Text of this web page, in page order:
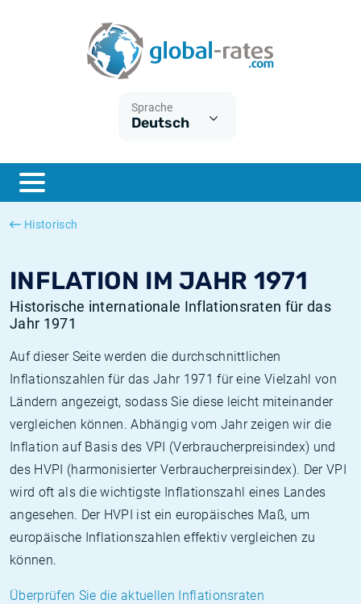
Sprache
Deutsch
Historisch
INFLATION IM JAHR 1971
Historische internationale Inflationsraten für das
Jahr 1971
Auf dieser Seite werden die durchschnittlichen
Inflationszahlen für das Jahr 1971 für eine Vielzahl von
Ländern angezeigt, sodass Sie diese leicht miteinander
vergleichen können. Abhängig vom Jahr zeigen wir die
Inflation auf Basis des VPI (Verbraucherpreisindex) und
des HVPI (harmonisierter Verbraucherpreisindex). Der VPI
wird oft als die wichtigste Inflationszahl eines Landes
angesehen. Der HVPI ist ein europäisches Maß, um
europäische Inflationszahlen effektiv vergleichen zu
können.
Überprüfen Sie die aktuellen Inflationsraten
ESTER
SONIA
Was ist die VPI-Inflation?
Was ist die HVPI-Inflation?
Deutsche inflation
Europäische inflation
Historische Euribor-Sätze
Historische ESTER-Sätze
Historische SOFR-Sätze
Historische SONIA-Sätze
Inflationsrechner